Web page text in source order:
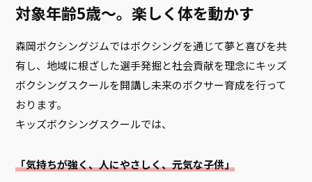
対象年齢5歳～。楽しく体を動かす
森岡ボクシングジムではボクシングを通じて夢と喜びを共
有し、地域に根ざした選手発掘と社会貢献を理念にキッズ
ボクシングスクールを開講し未来のボクサー育成を行って
おります。
キッズボクシングスクールでは、
「気持ちが強く、人にやさしく、元気な子供」